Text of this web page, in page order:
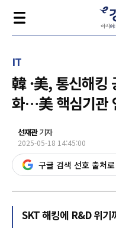
IT
韓 ·美, 통신해킹
화…美 핵심기관
선재관기자
2025-05-18 14:45:00
구글 검색 선호 출처
SKT 해킹에 R&D 위기